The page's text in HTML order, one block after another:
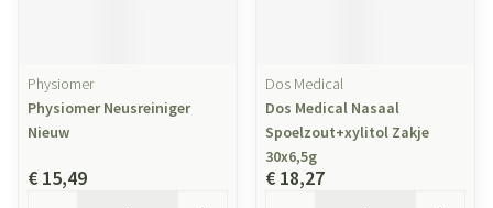
Physiomer
Physiomer Neusreiniger
Nieuw
€ 15,49
Dos Medical
Dos Medical Nasaal
Spoelzout+xylitol Zakje
30x6,5g
€ 18,27